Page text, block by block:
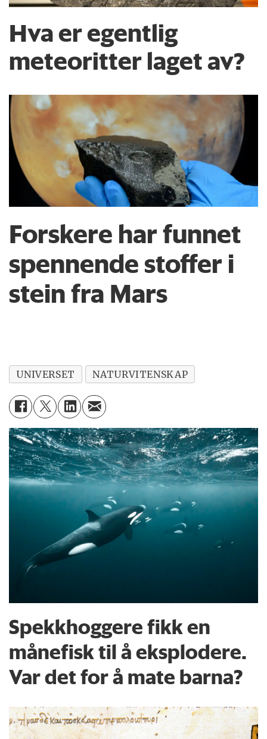
Hva er egentlig
meteoritter laget av?
Forskere har funnet
spennende stoffer i
stein fra Mars
UNIVERSET NATURVITENSKAP
Spekkhoggere fikk en
månefisk til å eksplodere.
Var det for å mate barna?